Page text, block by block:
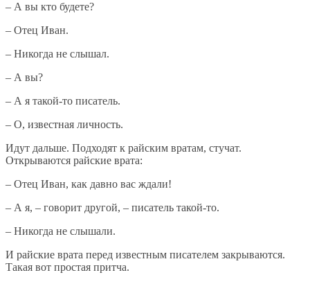
– А вы кто будете?
– Отец Иван.
– Никогда не слышал.
– А вы?
– А я такой-то писатель.
– О, известная личность.
Идут дальше. Подходят к райским вратам, стучат.
Открываются райские врата:
– Отец Иван, как давно вас ждали!
– А я, – говорит другой, – писатель такой-то.
– Никогда не слышали.
И райские врата перед известным писателем закрываются.
Такая вот простая притча.